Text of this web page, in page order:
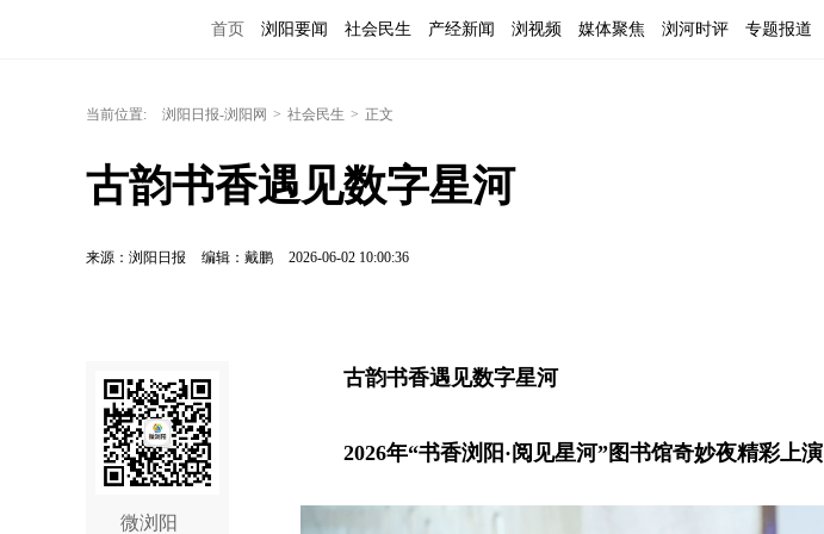
首页 浏阳要闻 社会民生 产经新闻 浏视频 媒体聚焦 浏河时评 专题报道
当前位置: 浏阳日报-浏阳网 > 社会民生 > 正文
古韵书香遇见数字星河
来源：浏阳日报 编辑：戴鹏 2026-06-02 10:00:36
微浏阳
古韵书香遇见数字星河
2026年“书香浏阳·阅见星河”图书馆奇妙夜精彩上演